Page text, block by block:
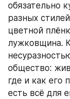
обязательно
разных
цветной
лужковщина.
общество:
где и как его
есть всё для